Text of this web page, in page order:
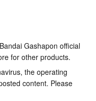
Gashapon official
for other products.
the operating
content. Please